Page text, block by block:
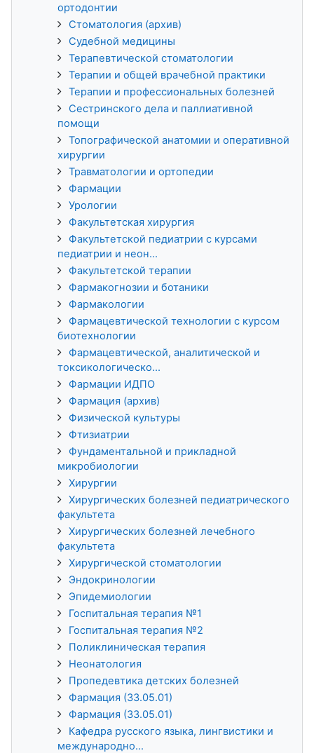
ортодонтии
Стоматология (архив)
Судебной медицины
Терапевтической стоматологии
Терапии и общей врачебной практики
Терапии и профессиональных болезней
Сестринского дела и паллиативной
помощи
Топографической анатомии и оперативной
хирургии
Травматологии и ортопедии
Фармации
Урологии
Факультетская хирургия
Факультетской педиатрии с курсами
педиатрии и неон...
Факультетской терапии
Фармакогнозии и ботаники
Фармакологии
Фармацевтической технологии с курсом
биотехнологии
Фармацевтической, аналитической и
токсикологическо...
Фармации ИДПО
Фармация (архив)
Физической культуры
Фтизиатрии
Фундаментальной и прикладной
микробиологии
Хирургии
Хирургических болезней педиатрического
факультета
Хирургических болезней лечебного
факультета
Хирургической стоматологии
Эндокринологии
Эпидемиологии
Госпитальная терапия №1
Госпитальная терапия №2
Поликлиническая терапия
Неонатология
Пропедевтика детских болезней
Фармация (33.05.01)
Фармация (33.05.01)
Кафедра русского языка, лингвистики и
международно...